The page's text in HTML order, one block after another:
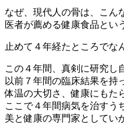
なぜ、現代人の骨は、こん
医者が薦める健康食品とい
止めて４年経たところでな
この４年間、真剣に研究し
以前７年間の臨床結果を持
体温の大切さ、健康にもた
ここで４年間病気を治すう
美と健康の専門家としてい